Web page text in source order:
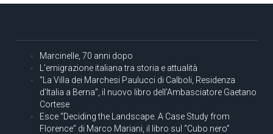
Marcinelle, 70 anni dopo
L’emigrazione italiana tra storia e attualità
“La Villa dei Marchesi Paulucci di Calboli, Residenza
d’Italia a Berna”, il nuovo libro dell’Ambasciatore Gaetano
Cortese
Esce “Deciding the Landscape. A Case Study from
Florence” di Marco Mariani, il libro sul “Cubo nero”